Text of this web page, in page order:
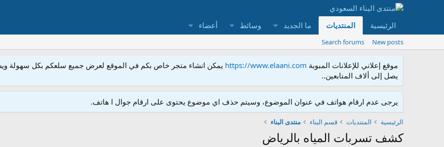
الرئيسية المنتديات ما الجديد وسائط أعضاء
New posts
Search forums
موقع إعلاني للإعلانات المبوبة https://www.elaani.com يمكن انشاء متجر خاص بكم في الموقع لعرض جميع سلعكم بكل سهولة
يصل إلى ألاف المتابعين..
يرجى عدم ارقام هواتف في عنوان الموضوع، وسيتم حذف اي موضوع يحتوى على ارقام جوال ا هاتف.
الرئيسية المنتديات قسم البناء منتدى البناء
كشف تسربات المياه بالرياض